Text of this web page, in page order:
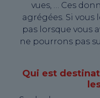
vues, … Ces
agrégées. Si vous
pas lorsque vous
ne pourrons pas
Qui est